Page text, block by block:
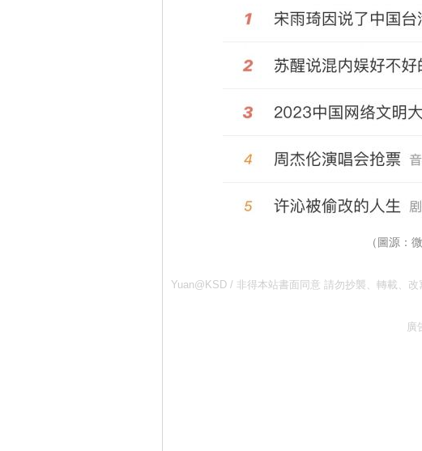
（圖源：
Yuan@KSD / 非得本站書面同意 請勿抄襲、轉載、
廣